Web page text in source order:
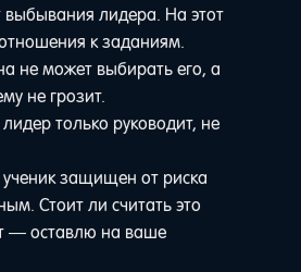
лидера. На этот
к заданиям.
не может выбирать его, а
не грозит.
только руководит, не
защищен от риска
Стоит ли считать это
— оставлю на ваше